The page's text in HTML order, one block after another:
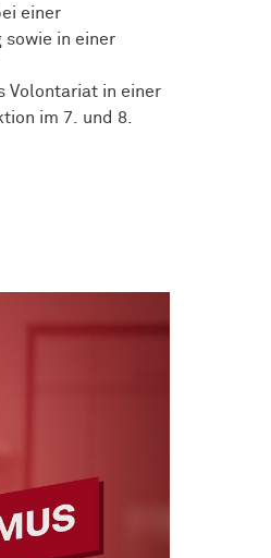
einer
sowie in einer
Volontariat in einer
im 7. und 8.